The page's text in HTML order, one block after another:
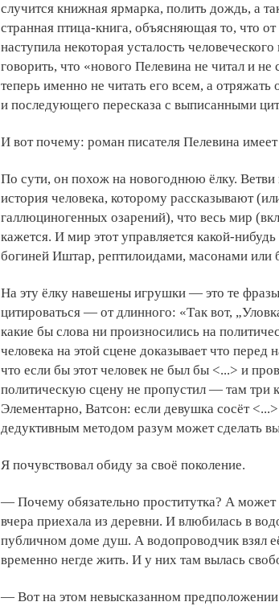
случится книжная ярмарка, полить дождь, а
странная птица-книга, объясняющая то, что
наступила некоторая усталость
говорить, что «нового Пелевина не читал и
теперь именно не читать его всем, а
и последующего пересказа с выписанными
И вот почему: роман писателя Пелевина
По сути, он похож на новогоднюю ёлку.
история человека, которому рассказывают
галлюциногенных озарений), что весь мир
кажется. И мир этот управляется какой-
богиней Иштар, рептилоидами, масонами или
На эту ёлку навешены игрушки — это те
цитироваться — от длинного: «Так вот,
какие бы слова ни произносились на
человека на этой сцене доказывает что
что если бы этот человек не был бы <...> и
политическую сцену не пропустил — там три
Элементарно, Ватсон: если девушка сосёт
дедуктивным методом разум может сделать
Я почувствовал обиду за своё поколение.
— Почему обязательно проститутка? А может
вчера приехала из деревни. И влюбилась в
публичном доме душ. А водопроводчик взял
временно негде жить. И у них там вылась
— Вот на этом невысказанном